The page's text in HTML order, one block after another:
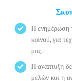
Η ενημέρωση
κοινού, για
μας.
Η ανάπτυξη
μελών και η